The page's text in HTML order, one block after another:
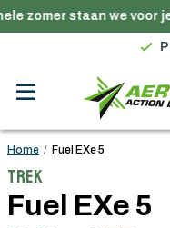
zomer staan we voor
Gratis
Gratis
Home / Fuel EXe 5
Trek
Fuel EXe 5